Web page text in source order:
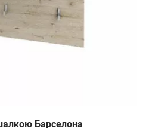
Барселона